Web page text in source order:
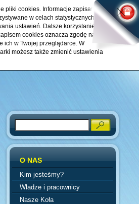
pliki cookies. Informacje zapisane w
w celach statystycznych,
ustawień. Dalsze korzystanie z
cookies oznacza zgodę na ich
ich w Twojej przeglądarce. W
możesz także zmienić ustawienia
Search
O NAS
Kim jesteśmy?
Władze i pracownicy
Nasze Koła